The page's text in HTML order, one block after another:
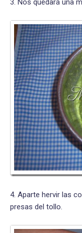
3. Nos quedará una
4. Aparte hervir las
presas del tollo.